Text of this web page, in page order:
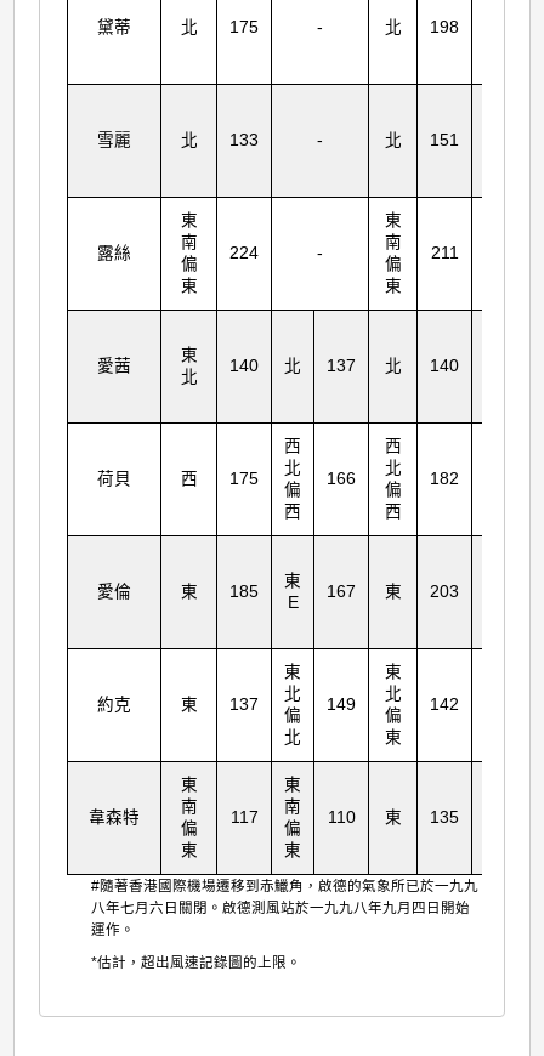
黛蒂 北 175 - 北 198
雪麗 北 133 - 北 151
露絲
東
南
偏
東
224 -
東
南
偏
東
211
愛茜
東
北
140 北 137 北 140
荷貝 西 175
西
北
偏
西
166
西
北
偏
西
182
愛倫 東 185
東
E
167 東 203
約克 東 137
東
北
偏
北
149
東
北
偏
東
142
韋森特
東
南
偏
東
117
東
南
偏
東
110 東 135
#隨著香港國際機場遷移到赤鱲角，啟德的氣象所已於一九九
八年七月六日關閉。啟德測風站於一九九八年九月四日開始
運作。
*估計，超出風速記錄圖的上限。